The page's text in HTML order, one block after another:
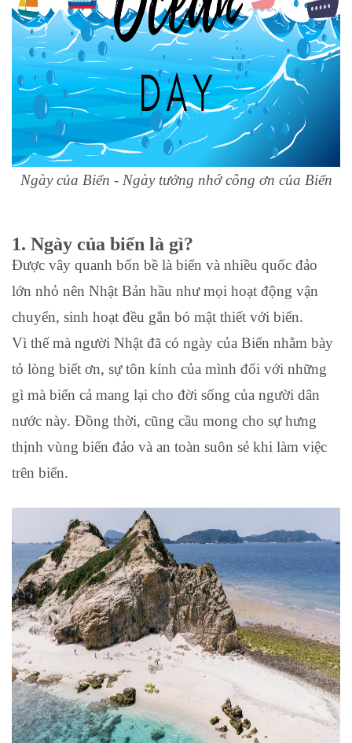
Ngày của Biển - Ngày tưởng nhớ công ơn của Biển
1. Ngày của biển là gì?
Được vây quanh bốn bề là biển và nhiều quốc đảo
lớn nhỏ nên Nhật Bản hầu như mọi hoạt động vận
chuyển, sinh hoạt đều gắn bó mật thiết với biển.
Vì thế mà người Nhật đã có ngày của Biển nhằm bày
tỏ lòng biết ơn, sự tôn kính của mình đối với những
gì mà biển cả mang lại cho đời sống của người dân
nước này. Đồng thời, cũng cầu mong cho sự hưng
thịnh vùng biển đảo và an toàn suôn sẻ khi làm việc
trên biển.